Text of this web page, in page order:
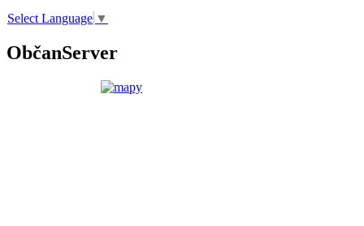
Select Language ▼
ObčanServer